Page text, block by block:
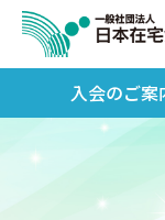
入会のご案